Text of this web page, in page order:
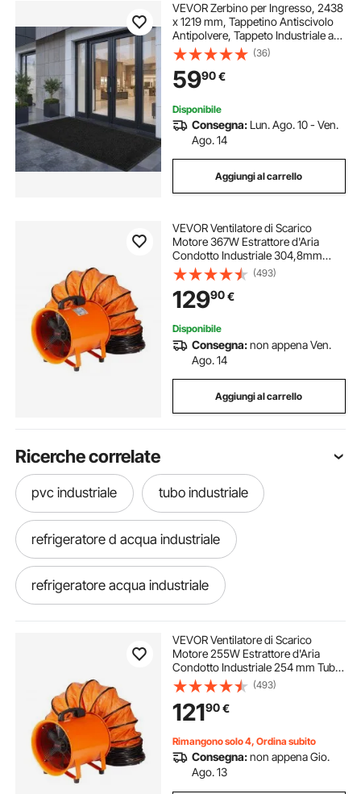
VEVOR Zerbino per Ingresso, 2438
x 1219 mm, Tappetino Antiscivolo
Antipolvere, Tappeto Industriale a
Righe con Supporto, Tappeto
d'Ingresso Lavabile Resistente per
Corridoio, Balcone, Grigio
(36)
5990€
Disponibile
Consegna: Lun. Ago. 10 - Ven.
Ago. 14
Aggiungi al carrello
VEVOR Ventilatore di Scarico
Motore 367W Estrattore d'Aria
Condotto Industriale 304,8mm
Tubo di Scarico 5m Volume d'Aria
2574CFM Ventilatore di Scarico per
Estrarre Fumo Velocità 2800
giri/min
(493)
12990€
Disponibile
Consegna:non appena Ven.
Ago. 14
Aggiungi al carrello
Ricerche correlate
pvc industriale tubo industriale
refrigeratore d acqua industriale
refrigeratore acqua industriale
mobili industriali attrezzature industriale
scatole industriali
vasca a ultrasuoni industriale
VEVOR Ventilatore di Scarico
Motore 255W Estrattore d'Aria
Condotto Industriale 254 mm Tubo
di Scarico Volume d'Aria 1720 CFM
Ventilatore di Scarico per Estrarre
Fumo Velocità 2830 giri/min
(493)
12190€
Rimangono solo 4, Ordina subito
Consegna:non appena Gio.
Ago. 13